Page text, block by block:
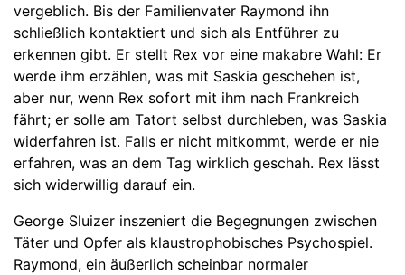
vergeblich. Bis der Familienvater Raymond ihn
schließlich kontaktiert und sich als Entführer zu
erkennen gibt. Er stellt Rex vor eine makabre Wahl: Er
werde ihm erzählen, was mit Saskia geschehen ist,
aber nur, wenn Rex sofort mit ihm nach Frankreich
fährt; er solle am Tatort selbst durchleben, was Saskia
widerfahren ist. Falls er nicht mitkommt, werde er nie
erfahren, was an dem Tag wirklich geschah. Rex lässt
sich widerwillig darauf ein.
George Sluizer inszeniert die Begegnungen zwischen
Täter und Opfer als klaustrophobisches Psychospiel.
Raymond, ein äußerlich scheinbar normaler